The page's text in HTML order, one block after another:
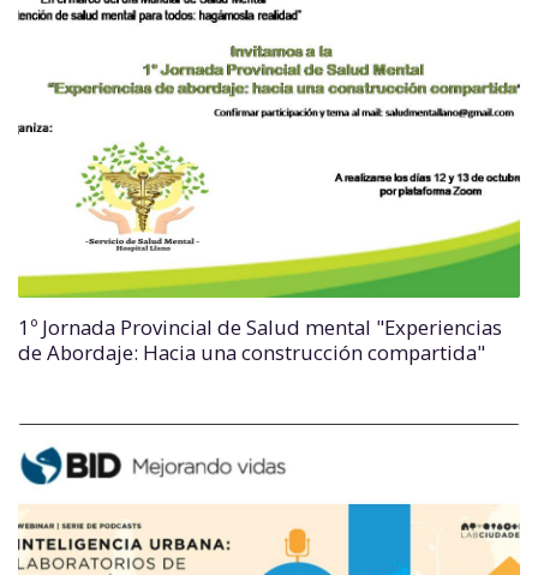
1º Jornada Provincial de Salud mental "Experiencias
de Abordaje: Hacia una construcción compartida"